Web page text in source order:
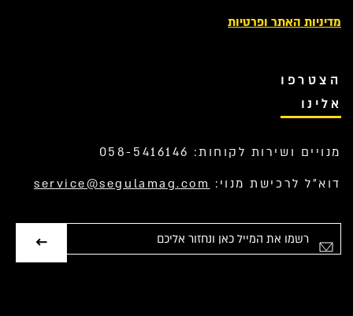
מדיניות האתר ופרטיות
הצטרפו
אלינו
מנויים ושירות לקוחות: 058-5416146
דוא”ל לרכישת מנוי: service@segulamag.com
אימייל